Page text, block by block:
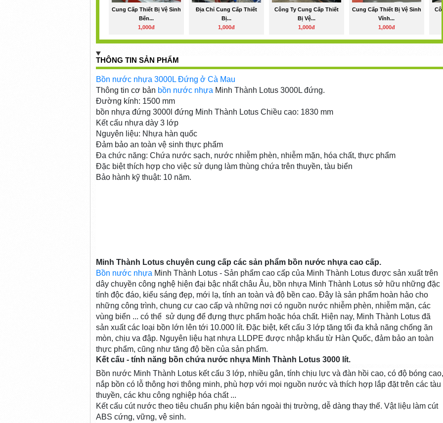
Cung Cấp Thiết Bị Vệ Sinh
Bến...
1,000đ
Địa Chỉ Cung Cấp Thiết
Bị...
1,000đ
Công Ty Cung Cấp Thiết
Bị Vệ...
1,000đ
Cung Cấp Thiết Bị Vệ Sinh
Vĩnh...
1,000đ
THÔNG TIN SẢN PHẨM
Bồn nước nhựa 3000L Đứng ở Cà Mau
Thông tin cơ bản bồn nước nhựa Minh Thành Lotus 3000L đứng.
Đường kính: 1500 mm
bồn nhựa đứng 3000l đứng Minh Thành Lotus Chiều cao: 1830 mm
Kết cấu nhựa dày 3 lớp
Nguyên liệu: Nhựa hàn quốc
Đảm bảo an toàn vệ sinh thực phẩm
Đa chức năng: Chứa nước sạch, nước nhiễm phèn, nhiễm mặn, hóa chất, thực phẩm
Đặc biệt thích hợp cho việc sử dụng làm thùng chứa trên thuyền, tàu biển
Bảo hành kỹ thuật: 10 năm.
Minh Thành Lotus chuyên cung cấp các sản phẩm bồn nước nhựa cao cấp.
Bồn nước nhựa Minh Thành Lotus - Sản phẩm cao cấp của Minh Thành Lotus được sản xuất trên
dây chuyền công nghệ hiện đại bậc nhất châu Âu, bồn nhựa Minh Thành Lotus sở hữu những đặc
tính độc đáo, kiểu sáng đẹp, mới lạ, tính an toàn và độ bền cao. Đây là sản phẩm hoàn hảo cho
những công trình, chung cư cao cấp và những nơi có nguồn nước nhiễm phèn, nhiễm mặn, các
vùng biển ... có thể sử dụng để đựng thực phẩm hoặc hóa chất. Hiện nay, Minh Thành Lotus đã
sản xuất các loại bồn lớn lên tới 10.000 lít. Đặc biệt, kết cấu 3 lớp tăng tối đa khả năng chống ăn
mòn, chịu va đập. Nguyên liệu hạt nhựa LLDPE được nhập khẩu từ Hàn Quốc, đảm bảo an toàn
thực phẩm, cũng như tăng độ bền của sản phẩm.
Kết cấu - tính năng bồn chứa nước nhựa Minh Thành Lotus3000 lít.
Bồn nước Minh Thành Lotus kết cấu 3 lớp, nhiều gân, tính chịu lực và đàn hồi cao, có độ bóng cao,
nắp bồn có lỗ thông hơi thông minh, phù hợp với mọi nguồn nước và thích hợp lắp đặt trên các tàu
thuyền, các khu công nghiệp hóa chất ...
Kết cấu cút nước theo tiêu chuẩn phụ kiện bán ngoài thị trường, dễ dàng thay thế. Vật liệu làm cút
ABS cứng, vững, vệ sinh.